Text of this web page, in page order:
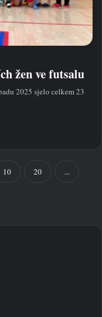
žen ve futsalu
2025 sjelo celkem 23
10 20 ...